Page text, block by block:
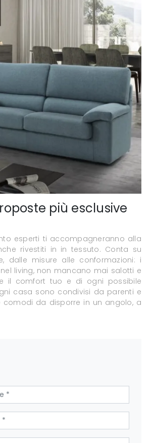
più esclusive
esperti ti accompagneranno alla
rivestiti in in tessuto. Conta su
dalle misure alle conformazioni: i
living, non mancano mai salotti e
il comfort tuo e di ogni possibile
casa sono condivisi da parenti e
da disporre in un angolo, a